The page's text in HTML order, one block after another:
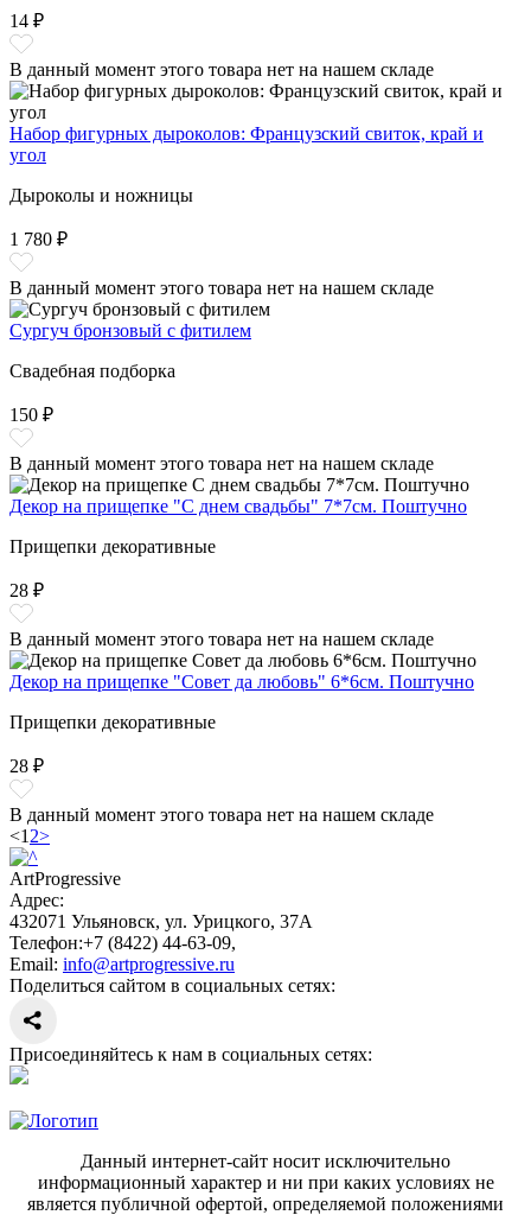
14 ₽
В данный момент этого товара нет на нашем складе
Набор фигурных дыроколов: Французский свиток, край и
угол
Дыроколы и ножницы
1 780 ₽
В данный момент этого товара нет на нашем складе
Сургуч бронзовый с фитилем
Свадебная подборка
150 ₽
В данный момент этого товара нет на нашем складе
Декор на прищепке "С днем свадьбы" 7*7см. Поштучно
Прищепки декоративные
28 ₽
В данный момент этого товара нет на нашем складе
Декор на прищепке "Совет да любовь" 6*6см. Поштучно
Прищепки декоративные
28 ₽
В данный момент этого товара нет на нашем складе
<1 2>
ArtProgressive
Адрес:
432071 Ульяновск, ул. Урицкого, 37А
Телефон:+7 (8422) 44-63-09,
Email: info@artprogressive.ru
Поделиться сайтом в социальных сетях:
Присоединяйтесь к нам в социальных сетях:
Данный интернет-сайт носит исключительно
информационный характер и ни при каких условиях не
является публичной офертой, определяемой положениями